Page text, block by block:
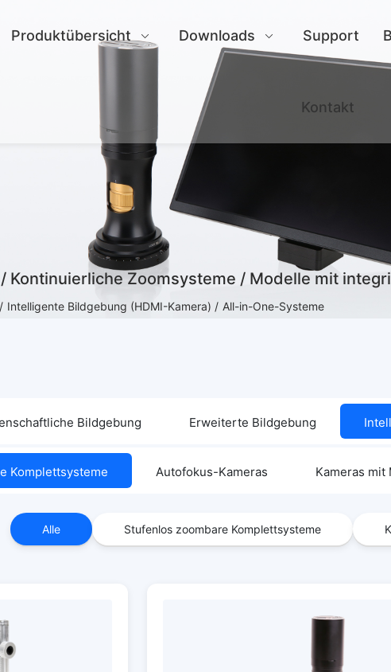
Produktübersicht Downloads Support
Kontakt
Kontinuierliche Zoomsysteme / Modelle mit
Intelligente Bildgebung (HDMI-Kamera) / All-in-One-Systeme
Bildgebung Erweiterte Bildgebung
Komplettsysteme Autofokus-Kameras Kameras
Alle Stufenlos zoombare Komplettsysteme